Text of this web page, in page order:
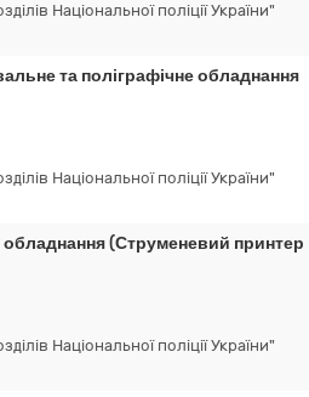
Національної поліції України"
та поліграфічне обладнання
Національної поліції України"
(Струменевий принтер
Національної поліції України"